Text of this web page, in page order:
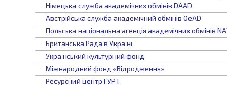
Німецька служба академічних обмінів DAAD
Австрійська служба академічний обмінів OeAD
Польська національна агенція академічних обмінів
Британська Рада в Україні
Український культурний фонд
Міжнародний фонд «Відродження»
Ресурсний центр ГУРТ